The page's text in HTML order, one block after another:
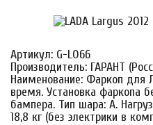
Артикул: G-L066
Производитель: ГАРАНТ
Наименование: Фаркоп для
время. Установка фаркопа
бампера. Тип шара: A.
18,8 кг (без электрики в